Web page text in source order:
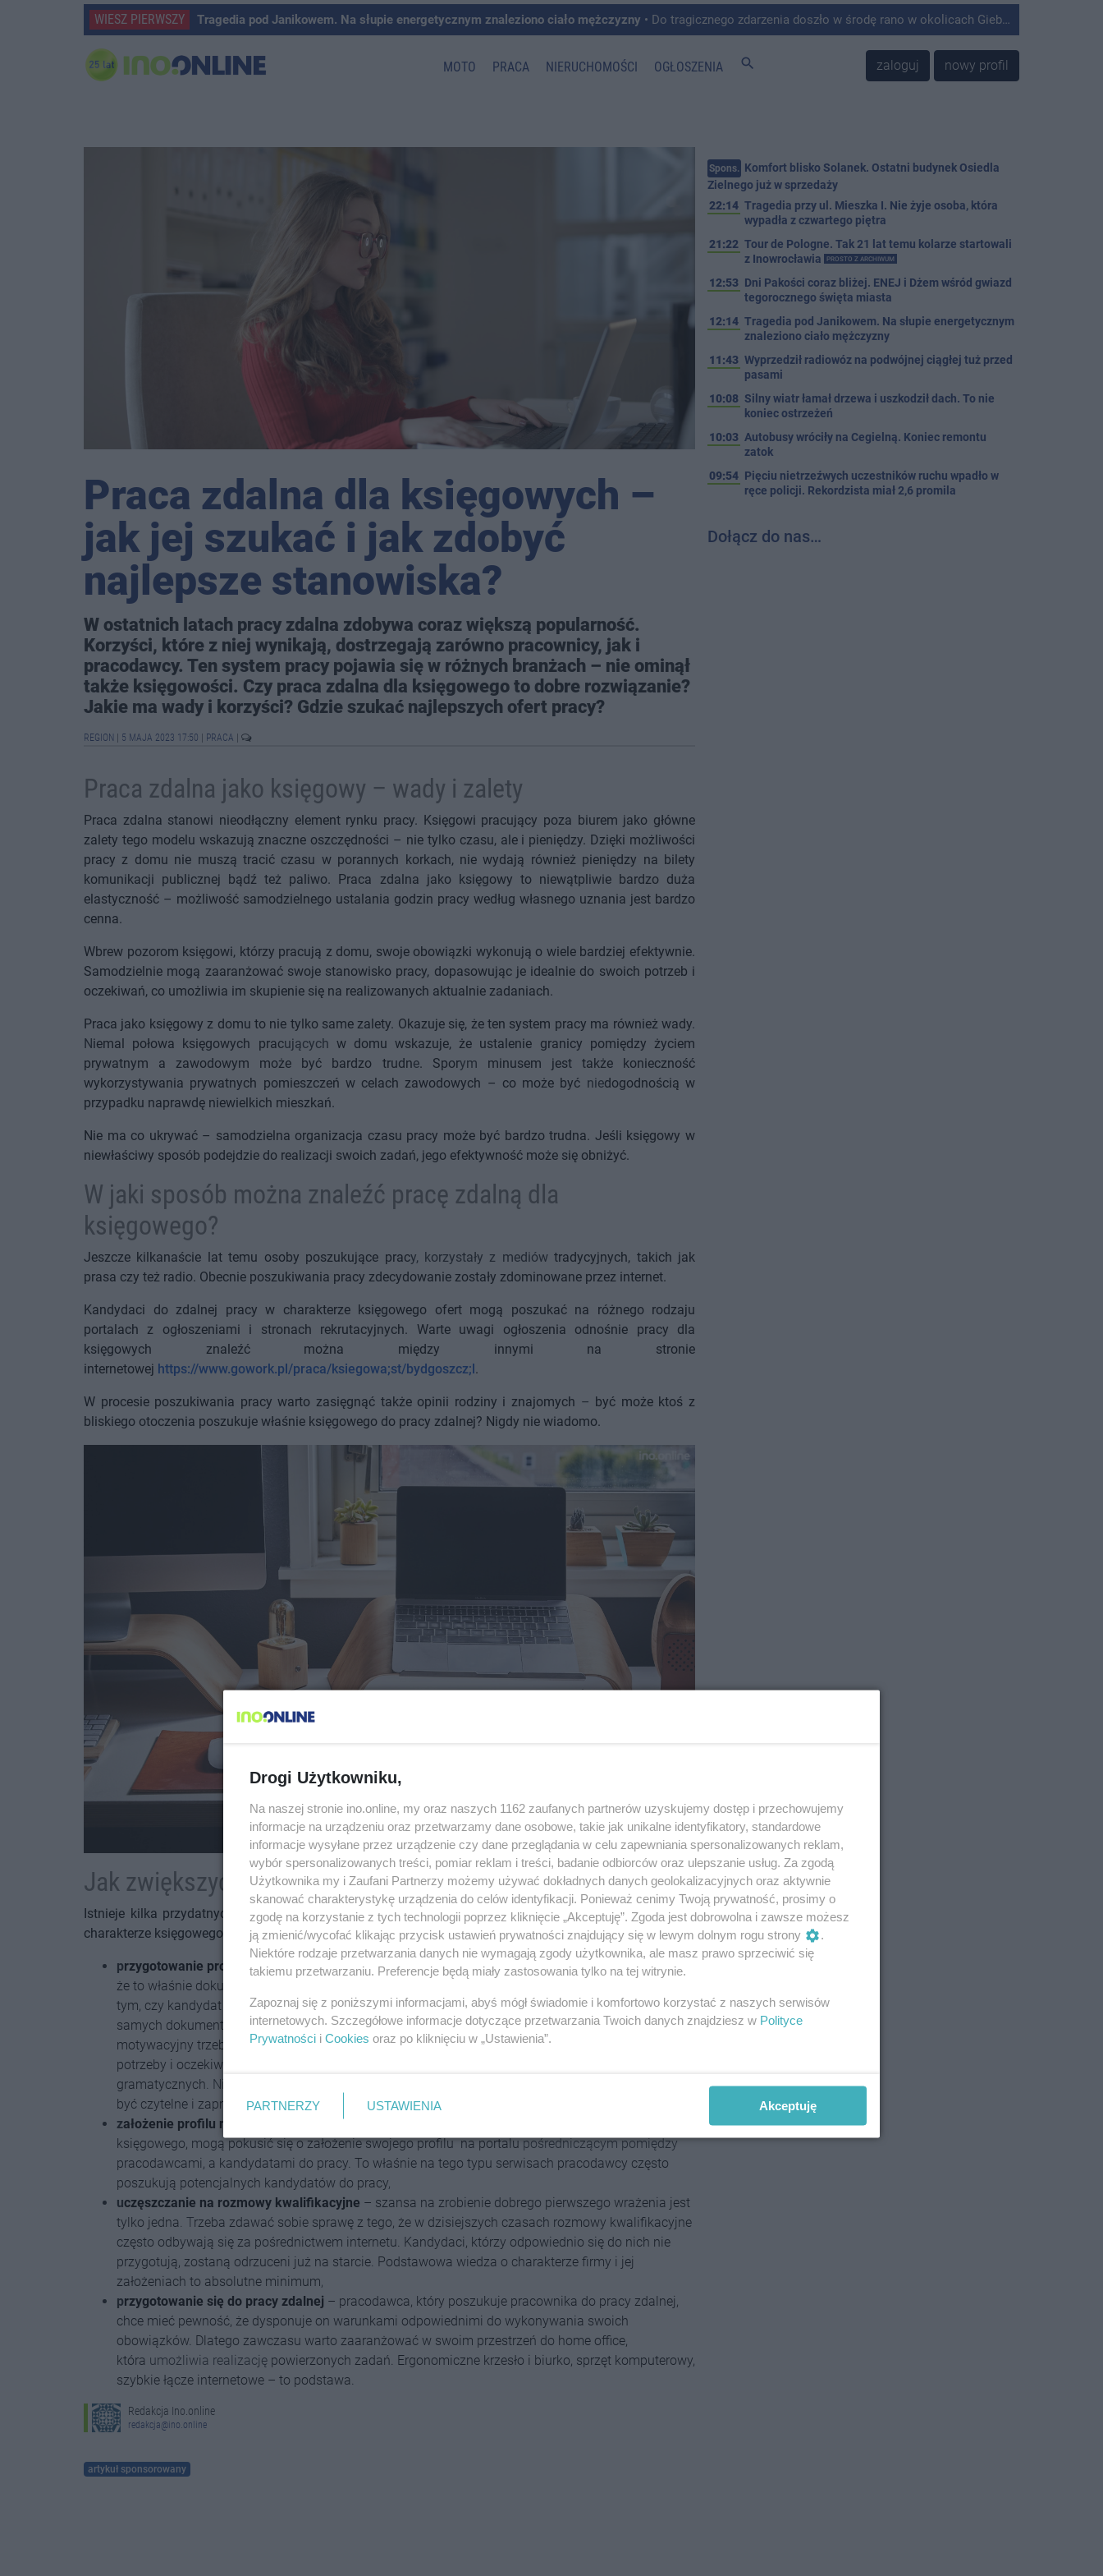
WIESZ PIERWSZY Tragedia pod Janikowem. Na słupie energetycznym znaleziono ciało mężczyzny • Do tragicznego zdarzenia doszło w środę rano w okolicach Giebni koło Janikowa. Wówczas na słupie energetycznym odnaleziono ciało mężczyzny.
MOTO PRACA NIERUCHOMOŚCI OGŁOSZENIA search zaloguj nowy profil
Praca zdalna dla księgowych –
jak jej szukać i jak zdobyć
najlepsze stanowiska?
W ostatnich latach pracy zdalna zdobywa coraz większą popularność.
Korzyści, które z niej wynikają, dostrzegają zarówno pracownicy, jak i
pracodawcy. Ten system pracy pojawia się w różnych branżach – nie ominął
także księgowości. Czy praca zdalna dla księgowego to dobre rozwiązanie?
Jakie ma wady i korzyści? Gdzie szukać najlepszych ofert pracy?
REGION 5 MAJA 2023 17:50 PRACA
Praca zdalna jako księgowy – wady i zalety
Praca zdalna stanowi nieodłączny element rynku pracy. Księgowi pracujący poza biurem jako główne
zalety tego modelu wskazują znaczne oszczędności – nie tylko czasu, ale i pieniędzy. Dzięki możliwości
pracy z domu nie muszą tracić czasu w porannych korkach, nie wydają również pieniędzy na bilety
komunikacji publicznej bądź też paliwo. Praca zdalna jako księgowy to niewątpliwie bardzo duża
elastyczność – możliwość samodzielnego ustalania godzin pracy według własnego uznania jest bardzo
cenna.
Wbrew pozorom księgowi, którzy pracują z domu, swoje obowiązki wykonują o wiele bardziej efektywnie.
Samodzielnie mogą zaaranżować swoje stanowisko pracy, dopasowując je idealnie do swoich potrzeb i
oczekiwań, co umożliwia im skupienie się na realizowanych aktualnie zadaniach.
Praca jako księgowy z domu to nie tylko same zalety. Okazuje się, że ten system pracy ma również wady.
Niemal połowa księgowych pracujących w domu wskazuje, że ustalenie granicy pomiędzy życiem
prywatnym a zawodowym może być bardzo trudne. Sporym minusem jest także konieczność
wykorzystywania prywatnych pomieszczeń w celach zawodowych – co może być niedogodnością w
przypadku naprawdę niewielkich mieszkań.
Nie ma co ukrywać – samodzielna organizacja czasu pracy może być bardzo trudna. Jeśli księgowy w
niewłaściwy sposób podejdzie do realizacji swoich zadań, jego efektywność może się obniżyć.
W jaki sposób można znaleźć pracę zdalną dla
księgowego?
Jeszcze kilkanaście lat temu osoby poszukujące pracy, korzystały z mediówtradycyjnych, takich jak
prasa czy też radio. Obecnie poszukiwania pracy zdecydowanie zostały zdominowane przez internet.
Kandydaci do zdalnej pracy w charakterze księgowego ofert mogą poszukać na różnego rodzaju
portalach z ogłoszeniami i stronach rekrutacyjnych. Warte uwagi ogłoszenia odnośnie pracy dla
księgowych znaleźć można między innymi na stronie
internetowej https://www.gowork.pl/praca/ksiegowa;st/bydgoszcz;l.
W procesie poszukiwania pracy warto zasięgnąć także opinii rodziny i znajomych – być może ktoś z
bliskiego otoczenia poszukuje właśnie księgowego do pracy zdalnej? Nigdy nie wiadomo.
Jak zwiększyć swoje szanse na zatrudnienie?
Istnieje kilka przydatnych wskazówek, którymi mogą kierować się osoby poszukujące pracy zdalnej w
charakterze księgowego. To między innymi:
przygotowanie profesjonalne dokumentów rekrutacyjnych– trzeba zdawać sobie sprawę z tego,
że to właśnie dokumenty rekrutacyjne, takie jak CV i list motywacyjny, w dużej mierze decydują o
tym, czy kandydat do pracy zostanie zaproszony na rozmowę kwalifikacyjną. Wysyłanie tych
samych dokumentów do wszystkich pracodawców jest sporym błędem. Zarówno CV, jak i list
motywacyjny trzeba przygotować dla konkretnego pracodawcy – tak, aby odpowiadał on na jego
potrzeby i oczekiwania. Nie trzeba wspominać o braku błędów stylistycznych, ortograficznych i
gramatycznych . Nie b
być czytelne i zaprezentowane w atrakcyjnej formie,
założenie profilu na portalu rekrutacyjnym
księgowego, mogą pokusić się o założenie swojego profilu na portalupośredniczącym pomiędzy
pracodawcami, a kandydatami do pracy. To właśnie na tego typu serwisach pracodawcy często
poszukują potencjalnych kandydatów do pracy
uczęszczanie na rozmowy kwalifikacyjne – szansa na zrobienie dobrego pierwszego wrażenia jest
tylko jedna . Trzeba zdawać sobie sprawę z tego, że w dzisiejszych czasach rozmowy kwalifikacyjne
często odbywają się za pośrednictwem internetu. Kandydaci, którzy odpowiednio się do nich nie
przygotują, zostaną odrzuceni już na starcie. Podstawowa wiedza o charakterze firmy i jej
założeniach to absolutne minimum
przygotowanie się do pracy zdalnej – pracodawca, który poszukuje pracownika do pracy zdalnej,
chce mieć pewność, że dysponuje on warunkami odpowiednimi do wykonywania swoich
obowiązków. Dlatego zawczasu warto zaaranżować w swoim przestrzeń do home office,
która umożliwia realizację powierzonych zadań. Ergonomiczne krzesło i biurko, sprzęt komputerowy,
szybkie łącze internetowe – to podstawa.
Redakcja Ino.online
redakcja@ino.online
artykuł sponsorowany
Spons. Komfort blisko Solanek. Ostatni budynek Osiedla
Zielnego już w sprzedaży
22:14 Tragedia przy ul. Mieszka I. Nie żyje osoba, która
wypadła z czwartego piętra
21:22 Tour de Pologne. Tak 21 lat temu kolarze startowali
z Inowrocławia
PROSTO Z ARCHIWUM
12:53 Dni Pakości coraz bliżej. ENEJ i Dżem wśród gwiazd
tegorocznego święta miasta
12:14 Tragedia pod Janikowem. Na słupie energetycznym
znaleziono ciało mężczyzny
11:43 Wyprzedził radiowóz na podwójnej ciągłej tuż przed
pasami
10:08 Silny wiatr łamał drzewa i uszkodził dach. To nie
koniec ostrzeżeń
10:03 Autobusy wróciły na Cegielną. Koniec remontu
zatok
09:54 Pięciu nietrzeźwych uczestników ruchu wpadło w
ręce policji. Rekordzista miał 2,6 promila
Dołącz do nas…
Drogi Użytkowniku,
Na naszej stronie ino.online, my oraz naszych 1162 zaufanych partnerów uzyskujemy dostęp i przechowujemy
informacje na urządzeniu oraz przetwarzamy dane osobowe, takie jak unikalne identyfikatory, standardowe
informacje wysyłane przez urządzenie czy dane przeglądania w celu zapewniania spersonalizowanych reklam,
wybór spersonalizowanych treści, pomiar reklam i treści, badanie odbiorców oraz ulepszanie usług. Za zgodą
Użytkownika my i Zaufani Partnerzy możemy używać dokładnych danych geolokalizacyjnych oraz aktywnie
skanować charakterystykę urządzenia do celów identyfikacji. Ponieważ cenimy Twoją prywatność, prosimy o
zgodę na korzystanie z tych technologii poprzez kliknięcie „Akceptuję”. Zgoda jest dobrowolna i zawsze możesz
ją zmienić/wycofać klikając przycisk ustawień prywatności znajdujący się w lewym dolnym rogu strony
.
Niektóre rodzaje przetwarzania danych nie wymagają zgody użytkownika, ale masz prawo sprzeciwić się
takiemu przetwarzaniu. Preferencje będą miały zastosowania tylko na tej witrynie.
Zapoznaj się z poniższymi informacjami, abyś mógł świadomie i komfortowo korzystać z naszych serwisów
internetowych. Szczegółowe informacje dotyczące przetwarzania Twoich danych znajdziesz w Polityce
Prywatności i Cookies oraz po kliknięciu w „Ustawienia”.
PARTNERZY USTAWIENIA Akceptuję